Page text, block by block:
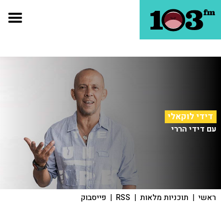
דידי לוקאלי
עם דידי הררי
ראשי | תוכניות מלאות |
RSS
| פייסבוק